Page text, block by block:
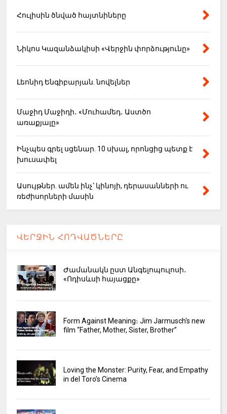
Հուլիսին ծնված հայտնիները
Նիկոս Կազանձակիսի «Վերջին փորձությունը»
Լեոնիդ Ենգիբարյան. նովելներ
Մաջիդ Մաջիդի․ «Մուհամեդ․ Աստծո
առաքյալը»
Ինչպես գրել սցենար. 10 սխալ, որոնցից պետք է
խուսափել
Ասույթներ. ամեն ինչ՝ կինոյի, դերասանների ու
ռեժիսորների մասին
ՎԵՐՋԻՆ ՀՈԴՎԱԾՆԵՐԸ
Ժամանակն ըստ Անգելոպուլոսի․
«Ոդիսևսի հայացքը»
Form Against Meaning։ Jim Jarmusch's new
film “Father, Mother, Sister, Brother”
Loving the Monster: Purity, Fear, and Empathy
in del Toro’s Cinema